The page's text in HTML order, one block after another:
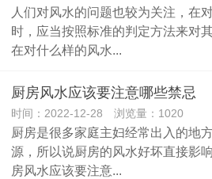
人们对风水的问题也较为关注，在
时，应当按照标准的判定方法来对
在对什么样的风水...
厨房风水应该要注意哪些禁忌
时间：2022-12-28 浏览量：1020
厨房是很多家庭主妇经常出入的地
源，所以说厨房的风水好坏直接影
房风水应该要注意...